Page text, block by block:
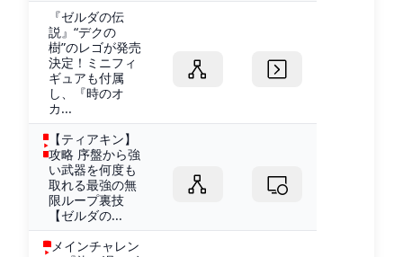
『ゼルダの伝
説』“デクの
樹”のレゴが発売
決定！ミニフィ
ギュアも付属
し、『時のオ
カ...
【ティアキン】
攻略 序盤から強
い武器を何度も
取れる最強の無
限ループ裏技
【ゼルダの...
メインチャレン